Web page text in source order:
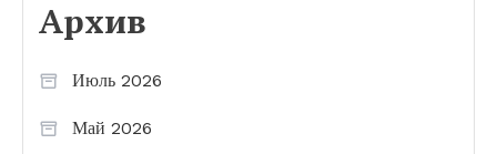
Архив
Июль 2026
Май 2026